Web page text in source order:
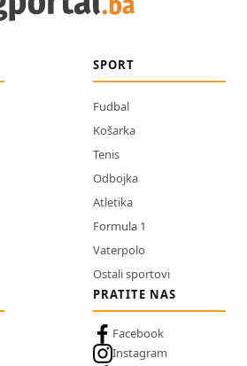
SPORT
Fudbal
Košarka
Tenis
Odbojka
Atletika
Formula 1
Vaterpolo
Ostali sportovi
PRATITE NAS
Facebook
Instagram